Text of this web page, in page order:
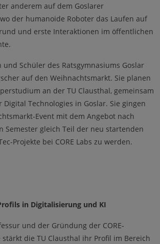
anderem auf dem Goslarer
der humanoide Roboter das Laufen auf
und erste Interaktionen im öffentlichen
Schüler des Ratsgymnasiums Goslar
auf den Weihnachtsmarkt. Sie planen
an der TU Clausthal, gemeinsam
Technologies in Goslar. Sie gingen
Event mit dem Angebot nach
Semester gleich Teil der neu startenden
Projekte bei CORE Labs zu werden.
in Digitalisierung und KI
und der Gründung der CORE-
die TU Clausthal ihr Profil im Bereich